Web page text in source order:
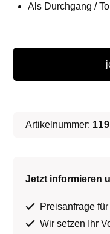
Als Durchgang /
Stargate
Artikelnummer:
Jetzt informieren
Preisanfrage
Wir setzen Ihr